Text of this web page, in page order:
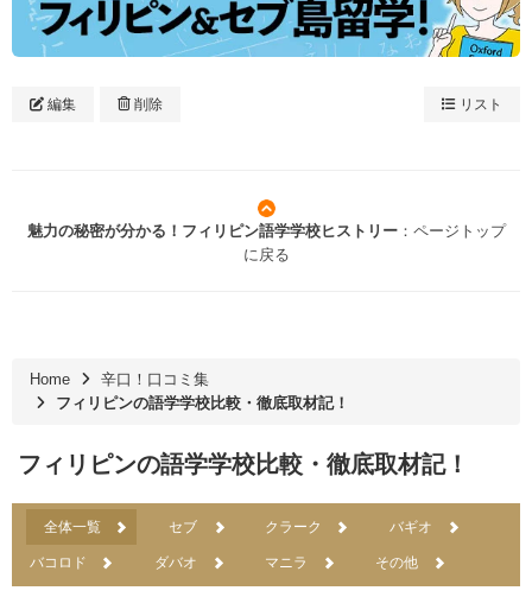
編集 削除 リスト
魅力の秘密が分かる！フィリピン語学学校ヒストリー：ページトップ
に戻る
Home
辛口！口コミ集
フィリピンの語学学校比較・徹底取材記！
フィリピンの語学学校比較・徹底取材記！
全体一覧 セブ クラーク バギオ
バコロド ダバオ マニラ その他